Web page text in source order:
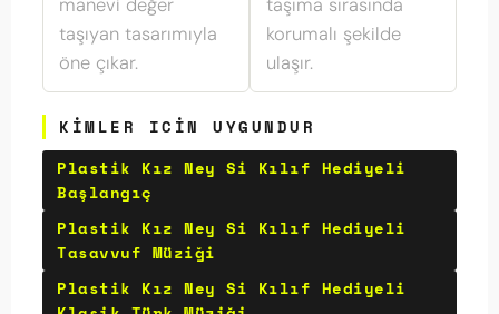
manevi değer
taşıyan tasarımıyla
öne çıkar.
taşıma sırasında
korumalı şekilde
ulaşır.
KIMLER ICIN UYGUNDUR
Plastik Kız Ney Si Kılıf Hediyeli
Başlangıç
Plastik Kız Ney Si Kılıf Hediyeli
Tasavvuf Müziği
Plastik Kız Ney Si Kılıf Hediyeli